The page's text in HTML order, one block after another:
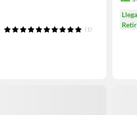
(1)